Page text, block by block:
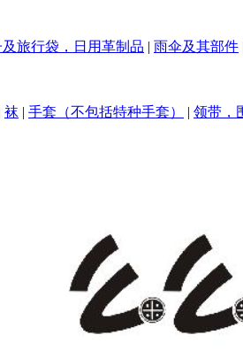
旅行袋，日用革制品 | 雨伞及其部件
袜 | 手套（不包括特种手套） | 领带，